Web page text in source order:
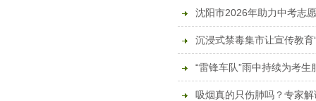
沈阳市2026年助力中考志
沉浸式禁毒集市让宣传教育
“雷锋车队”雨中持续为考生
吸烟真的只伤肺吗？专家